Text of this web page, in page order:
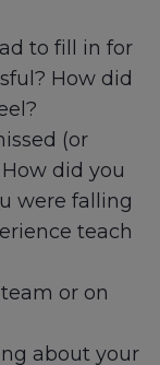
to fill in for
How did
(or
did you
were falling
teach
or on
about your